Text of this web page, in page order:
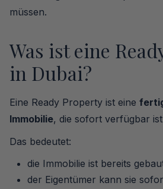
müssen.
Was ist eine
in Dubai?
Eine Ready Property ist eine
Immobilie, die sofort verfügbar
Das bedeutet:
die Immobilie ist bereits
der Eigentümer kann sie